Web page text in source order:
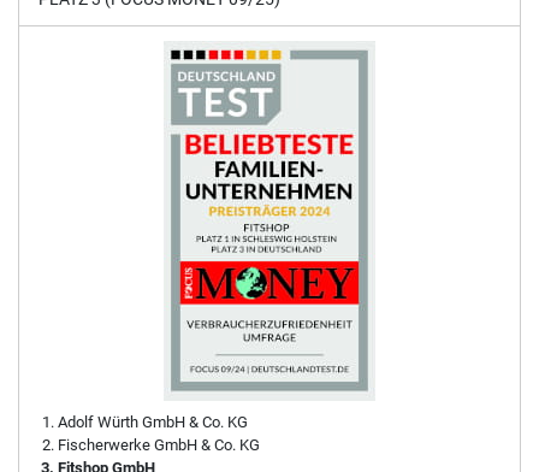
Adolf Würth GmbH & Co. KG
Fischerwerke GmbH & Co. KG
Fitshop GmbH